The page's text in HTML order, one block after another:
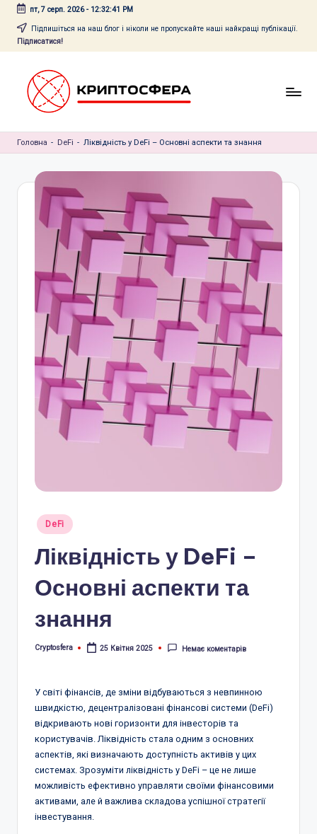
Перейти
пт, 7 серп. 2026- 12:32:42 PM
Підпишіться на наш блог і ніколи не пропускайте наші найкращі публікації.
Підписатися!
r
Головна - DeFi - Ліквідність у DeFi – Основні аспекти та знання
Опубліковано
DeFi
Ліквідність у DeFi –
Основні аспекти та
знання
Опубліковано
Cryptosfera 25 Квітня 2025 Немає коментарів
У світі фінансів, де зміни відбуваються з невпинною
швидкістю, децентралізовані фінансові системи (DeFi)
відкривають нові горизонти для інвесторів та
користувачів. Ліквідність стала одним з основних
аспектів, які визначають доступність активів у цих
системах. Зрозуміти ліквідність у DeFi – це не лише
можливість ефективно управляти своїми фінансовими
активами, але й важлива складова успішної стратегії
інвестування.